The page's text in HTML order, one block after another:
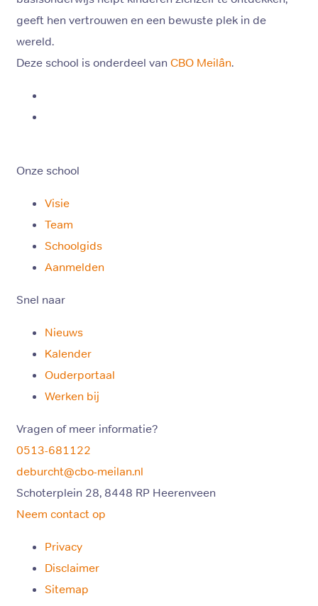
Deze school is onderdeel van CBO Meilân.
Onze school
Visie
Team
Schoolgids
Aanmelden
Snel naar
Nieuws
Kalender
Ouderportaal
Werken bij
Vragen of meer informatie?
0513-681122
deburcht@cbo-meilan.nl
Schoterplein 28, 8448 RP Heerenveen
Neem contact op
Privacy
Disclaimer
Sitemap